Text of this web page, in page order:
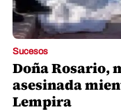
Sucesos
Doña Rosario,
asesinada
Lempira